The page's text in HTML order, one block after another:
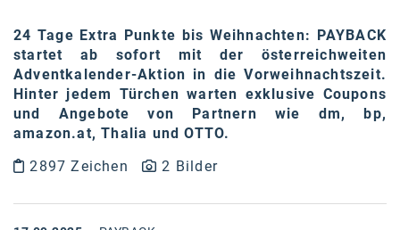
24 Tage Extra Punkte bis Weihnachten: PAYBACK
startet ab sofort mit der österreichweiten
Adventkalender-Aktion in die Vorweihnachtszeit.
Hinter jedem Türchen warten exklusive Coupons
und Angebote von Partnern wie dm, bp,
amazon.at, Thalia und OTTO.
2897 Zeichen
2 Bilder